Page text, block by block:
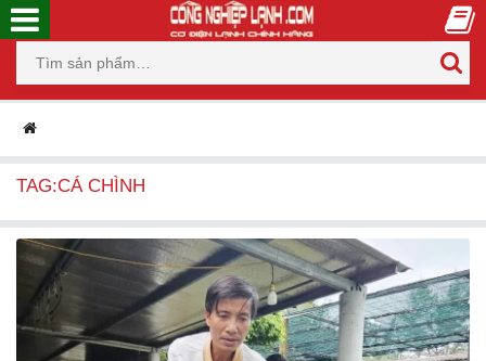
TAG:CÁ CHÌNH